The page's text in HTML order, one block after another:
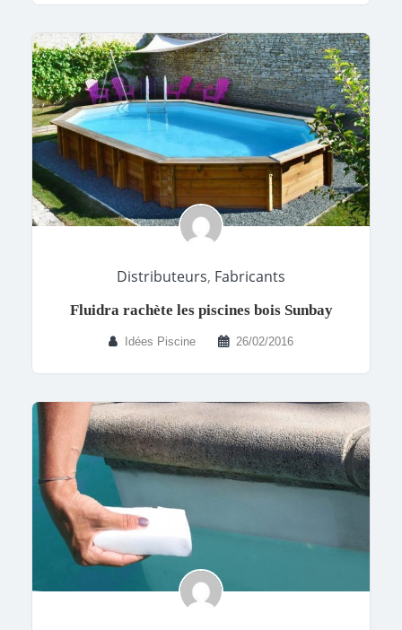
Distributeurs, Fabricants
Fluidra rachète les piscines bois Sunbay
Idées Piscine 26/02/2016